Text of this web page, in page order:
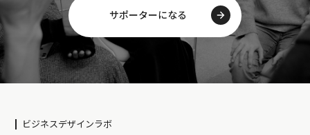
サポーターになる
ビジネスデザインラボ